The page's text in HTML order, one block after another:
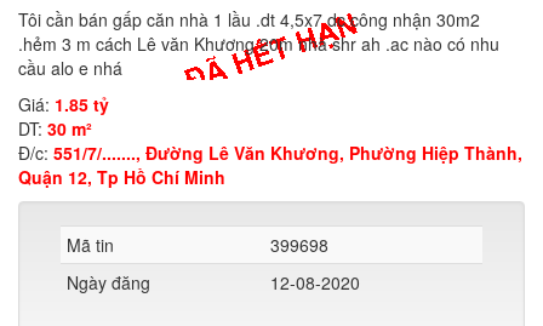
Tôi cần bán gấp căn nhà 1 lầu .dt 4,5x7 dc công nhận 30m2
.hẻm 3 m cách Lê văn Khương 20m nhà shr ah .ac nào có nhu
cầu alo e nhá
Giá: 1.85 tỷ
DT: 30 m²
Đ/c: 551/7/......., Đường Lê Văn Khương, Phường Hiệp Thành,
Quận 12, Tp Hồ Chí Minh
Mã tin
399698
Ngày đăng
12-08-2020